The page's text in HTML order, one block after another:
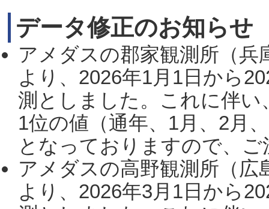
データ修正のお知らせ
アメダスの郡家観測所（
より、2026年1月1日から
測としました。これに伴い
1位の値（通年、1月、2月
となっておりますので、
アメダスの高野観測所（
より、2026年3月1日から